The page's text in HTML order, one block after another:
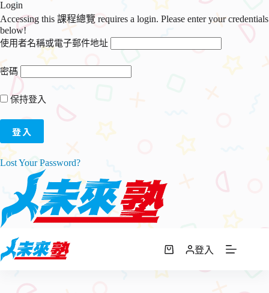
Login
Accessing this 課程總覽 requires a login. Please enter your credentials
below!
使用者名稱或電子郵件地址
密碼
保持登入
Lost Your Password?
至
主
購
物
登入